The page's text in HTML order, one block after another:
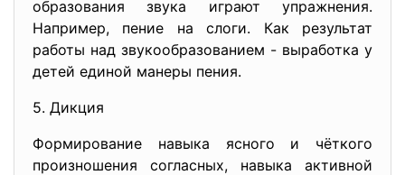
образования звука играют упражнения.
Например, пение на слоги. Как результат
работы над звукообразованием - выработка у
детей единой манеры пения.
5. Дикция
Формирование навыка ясного и чёткого
произношения согласных, навыка активной